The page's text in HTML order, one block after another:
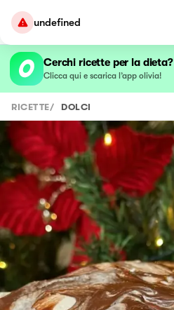
undefined
Cerchi ricette per la dieta?
Clicca qui e scarica l’app olivia!
RICETTE/ DOLCI